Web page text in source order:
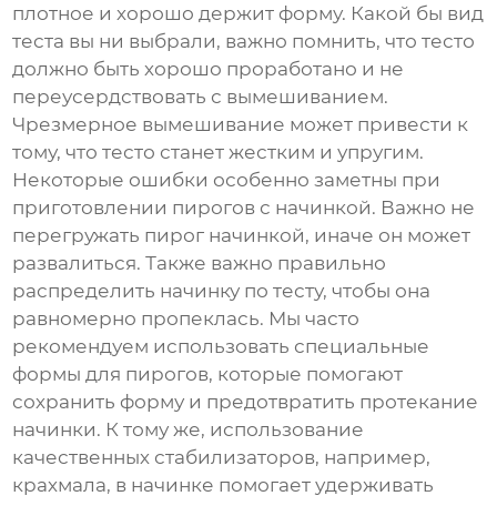
плотное и хорошо держит форму. Какой бы вид
теста вы ни выбрали, важно помнить, что тесто
должно быть хорошо проработано и не
переусердствовать с вымешиванием.
Чрезмерное вымешивание может привести к
тому, что тесто станет жестким и упругим.
Некоторые ошибки особенно заметны при
приготовлении пирогов с начинкой. Важно не
перегружать пирог начинкой, иначе он может
развалиться. Также важно правильно
распределить начинку по тесту, чтобы она
равномерно пропеклась. Мы часто
рекомендуем использовать специальные
формы для пирогов, которые помогают
сохранить форму и предотвратить протекание
начинки. К тому же, использование
качественных стабилизаторов, например,
крахмала, в начинке помогает удерживать